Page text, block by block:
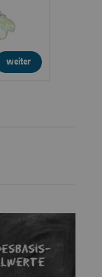
weiter